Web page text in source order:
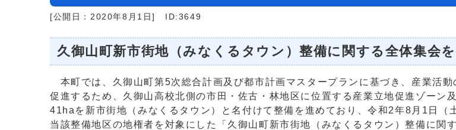
[公開日：2020年8月1日] ID:3649
久御山町新市街地（みなくるタウン）整備に関する全体集会
本町では、久御山町第5次総合計画及び都市計画マスタープランに基づき、産業活動
促進するため、久御山高校北側の市田・佐古・林地区に位置する産業立地促進ゾーン
41haを新市街地（みなくるタウン）と名付けて整備を進めており、令和2年8月1日（
当該整備地区の地権者を対象にした「久御山町新市街地（みなくるタウン）整備に関